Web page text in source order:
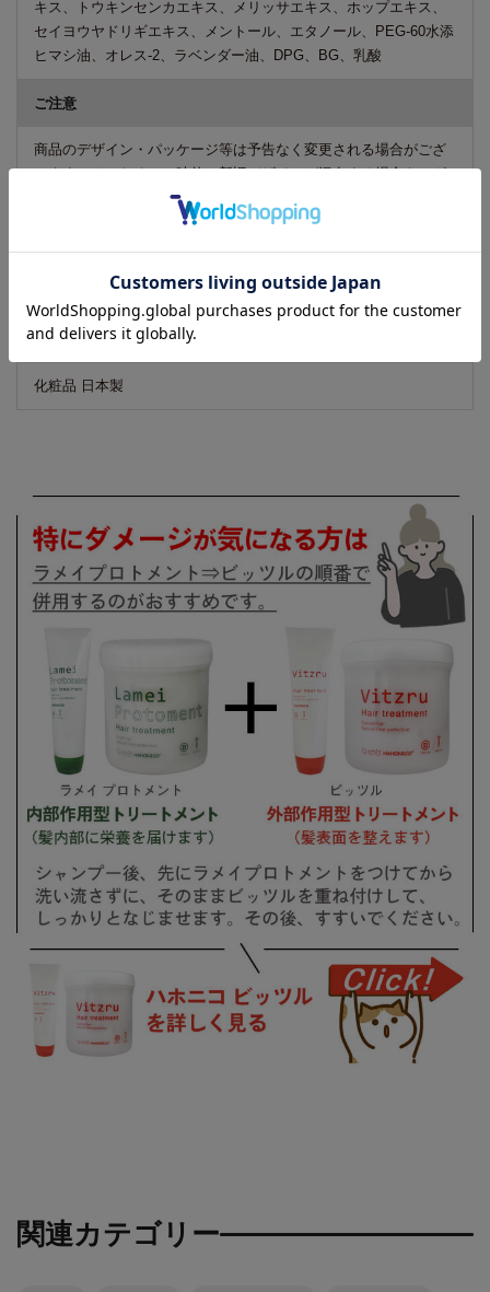
キス、トウキンセンカエキス、メリッサエキス、ホップエキス、
セイヨウヤドリギエキス、メントール、エタノール、PEG-60水添
ヒマシ油、オレス-2、ラベンダー油、DPG、BG、乳酸
ご注意
商品のデザイン・パッケージ等は予告なく変更される場合がござ
います。そのため、一時的に新旧デザインが混在する場合もござ
います。予めご了承くださいますようお願いいたします。
リーチフェイス株式会社 TEL 06-6711-0344
区分
化粧品 日本製
関連カテゴリー